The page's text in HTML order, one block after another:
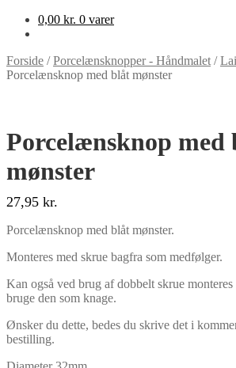
0,00 kr. 0 varer
Forside /Porcelænsknopper - Håndmalet /
Porcelænsknop med blåt mønster
Porcelænsknop med
mønster
27,95 kr.
Porcelænsknop med blåt mønster.
Monteres med skrue bagfra som medfølger.
Kan også ved brug af dobbelt skrue
bruge den som knage.
Ønsker du dette, bedes du skrive det i
bestilling.